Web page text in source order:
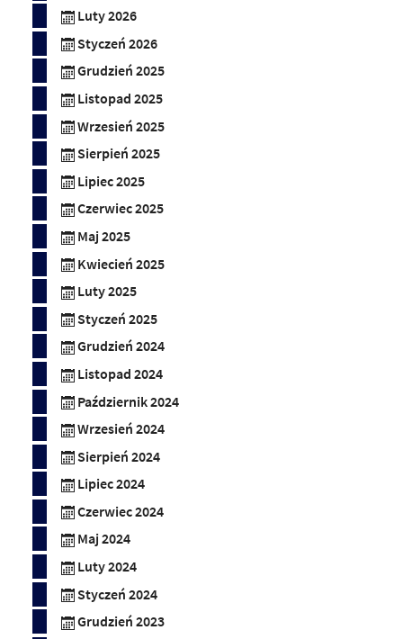
Luty 2026
Styczeń 2026
Grudzień 2025
Listopad 2025
Wrzesień 2025
Sierpień 2025
Lipiec 2025
Czerwiec 2025
Maj 2025
Kwiecień 2025
Luty 2025
Styczeń 2025
Grudzień 2024
Listopad 2024
Październik 2024
Wrzesień 2024
Sierpień 2024
Lipiec 2024
Czerwiec 2024
Maj 2024
Luty 2024
Styczeń 2024
Grudzień 2023